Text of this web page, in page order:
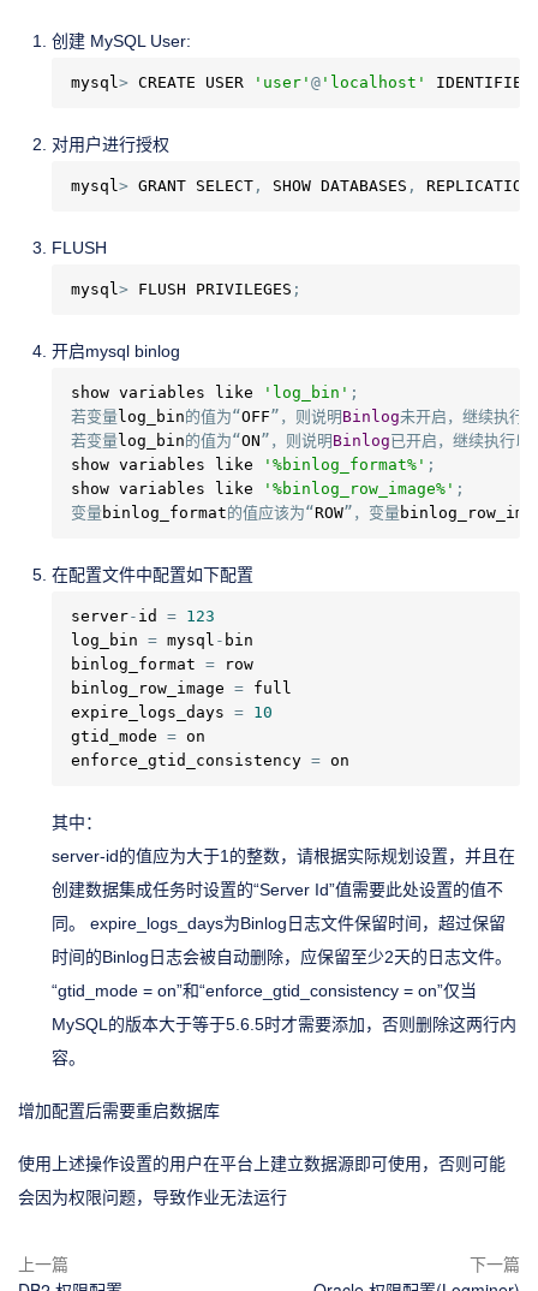
创建 MySQL User:
mysql> CREATE USER 'user' @ 'localhost'
对用户进行授权
mysql> GRANT SELECT , SHOW DATABASES , REPLICATION
FLUSH
mysql> FLUSH PRIVILEGES ;
开启mysql binlog
show variables like 'log_bin' ;
若变量 log_bin的值为“OFF”，则说明 Binlog未开启，继续执行
若变量 log_bin的值为“ON”，则说明 Binlog已开启，继续执行以
show variables like
'%binlog_format%' ;
show variables like
'%binlog_row_image%' ;
变量 binlog_format的值应该为“ROW”，变量
在配置文件中配置如下配置
server- id = 123
log_bin = mysql - bin
binlog_format = row
binlog_row_image = full
expire_logs_days = 10
gtid_mode = on
enforce_gtid_consistency = on
其中：
server-id的值应为大于1的整数，请根据实际规划设置，并且在
创建数据集成任务时设置的“Server Id”值需要此处设置的值不
同。 expire_logs_days为Binlog日志文件保留时间，超过保留
时间的Binlog日志会被自动删除，应保留至少2天的日志文件。
“gtid_mode = on”和“enforce_gtid_consistency = on”仅当
MySQL的版本大于等于5.6.5时才需要添加，否则删除这两行内
容。
增加配置后需要重启数据库
使用上述操作设置的用户在平台上建立数据源即可使用，否则可能
会因为权限问题，导致作业无法运行
上一篇
下一篇